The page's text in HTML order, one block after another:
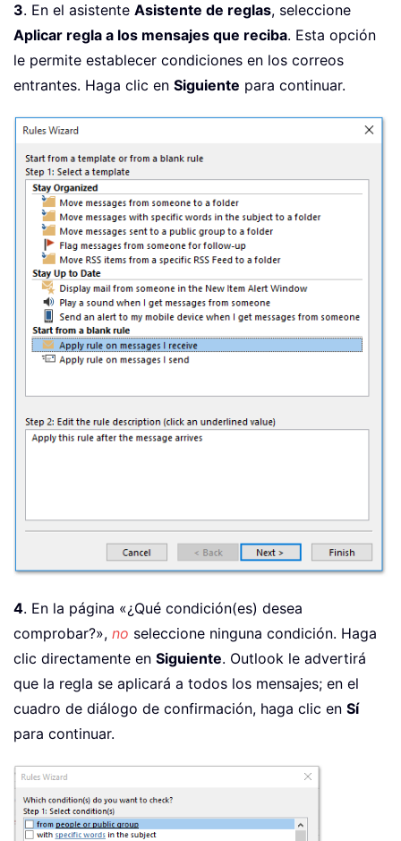
3. En el asistente Asistente de reglas, seleccione
Aplicar regla a los mensajes que reciba. Esta opción
le permite establecer condiciones en los correos
entrantes. Haga clic en Siguiente para continuar.
4. En la página «¿Qué condición(es) desea
comprobar?», no seleccione ninguna condición. Haga
clic directamente en Siguiente. Outlook le advertirá
que la regla se aplicará a todos los mensajes; en el
cuadro de diálogo de confirmación, haga clic en Sí
para continuar.